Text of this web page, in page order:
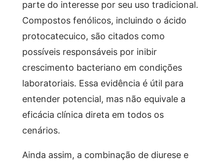
parte do interesse por seu uso tradicional.
Compostos fenólicos, incluindo o ácido
protocatecuico, são citados como
possíveis responsáveis por inibir
crescimento bacteriano em condições
laboratoriais. Essa evidência é útil para
entender potencial, mas não equivale a
eficácia clínica direta em todos os
cenários.
Ainda assim, a combinação de diurese e